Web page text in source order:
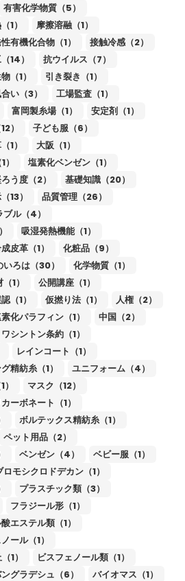
有害化学物質（5）
1）
摩擦溶融（1）
有機化合物（1）
接触冷感（2）
14）
抗ウイルス（7）
（1）
引き裂き（1）
い（3）
工場監査（1）
富岡製糸場（1）
安定剤（1）
）
子ども服（6）
1）
大阪（1）
塩素化ベンゼン（1）
う度（2）
基礎知識（20）
13）
品質管理（26）
ル（4）
吸湿発熱機能（1）
皮革（1）
化粧品（9）
ろは（30）
化学物質（1）
1）
公開講座（1）
（1） 仮撚り法（1）
人権（2）
化パラフィン（1）
中国（2）
ワシントン条約（1）
レインコート（1）
精紡糸（1）
ユニフォーム（4）
マスク（12）
ーボネート（1）
ボルテックス精紡糸（1）
ペット用品（2）
ベンゼン（4）
ベビー服（1）
モシクロドデカン（1）
プラスチック類（3）
フラジール形（1）
エステル類（1）
ール（1）
1）
ビスフェノール類（1）
グラデシュ（6） バイオマス（1）